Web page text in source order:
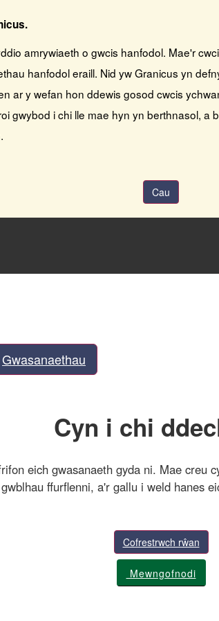
amrywiaeth o gwcis hanfodol. Mae'r
hanfodol eraill. Nid yw Granicus yn
ar y wefan hon ddewis gosod cwcis
gwybod i chi lle mae hyn yn berthnasol,
Cau
Gwasanaethau
Cyn i chi
eich gwasanaeth gyda ni. Mae creu
ffurflenni, a'r gallu i weld hanes
Cofrestrwch rŵan
Mewngofnodi